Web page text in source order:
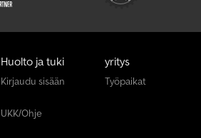
Huolto ja tuki
Kirjaudu sisään
UKK/Ohje
yritys
Työpaikat